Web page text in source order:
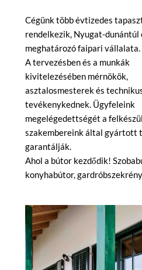
Cégünk több évtizedes
rendelkezik, Nyugat-dunántúl
meghatározó faipari vállalata.
A tervezésben és a munkák
kivitelezésében mérnökök,
asztalosmesterek és
tevékenykednek. Ügyfeleink
megelégedettségét a
szakembereink által gyártott
garantálják.
Ahol a bútor kezdődik!
konyhabútor,